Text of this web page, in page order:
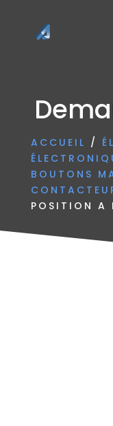
ACCUEIL /
BOUTONS
POSITION A